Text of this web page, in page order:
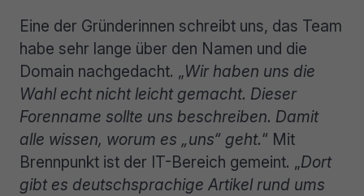
Eine der Gründerinnen schreibt uns, das Team
habe sehr lange über den Namen und die
Domain nachgedacht. „Wir haben uns die
Wahl echt nicht leicht gemacht. Dieser
Forenname sollte uns beschreiben. Damit
alle wissen, worum es „uns“ geht.“ Mit
Brennpunkt ist der IT-Bereich gemeint. „Dort
gibt es deutschsprachige Artikel rund ums